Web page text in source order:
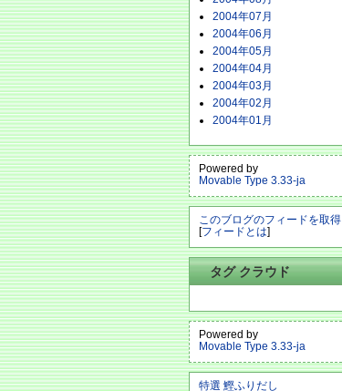
2004年07月
2004年06月
2004年05月
2004年04月
2004年03月
2004年02月
2004年01月
Powered by
Movable Type 3.33-ja
このブログのフィードを取得
[フィードとは]
タグ クラウド
Powered by
Movable Type 3.33-ja
特選 鰹ふりだし